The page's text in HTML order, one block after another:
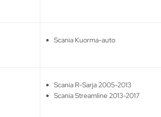
Scania Kuorma-auto
Scania R-Sarja 2005-2013
Scania Streamline 2013-2017